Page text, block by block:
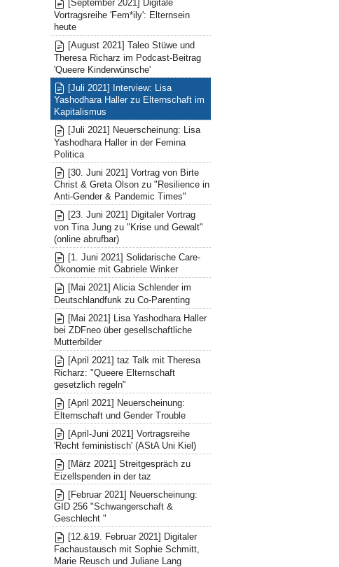
[September 2021] Digitale
Vortragsreihe 'Fem*ily': Elternsein
heute
[August 2021] Taleo Stüwe und
Theresa Richarz im Podcast-Beitrag
'Queere Kinderwünsche'
[Juli 2021] Interview: Lisa
Yashodhara Haller zu Elternschaft im
Kapitalismus
[Juli 2021] Neuerscheinung: Lisa
Yashodhara Haller in der Femina
Politica
[30. Juni 2021] Vortrag von Birte
Christ & Greta Olson zu "Resilience in
Anti-Gender & Pandemic Times"
[23. Juni 2021] Digitaler Vortrag
von Tina Jung zu "Krise und Gewalt"
(online abrufbar)
[1. Juni 2021] Solidarische Care-
Ökonomie mit Gabriele Winker
[Mai 2021] Alicia Schlender im
Deutschlandfunk zu Co-Parenting
[Mai 2021] Lisa Yashodhara Haller
bei ZDFneo über gesellschaftliche
Mutterbilder
[April 2021] taz Talk mit Theresa
Richarz: "Queere Elternschaft
gesetzlich regeln"
[April 2021] Neuerscheinung:
Elternschaft und Gender Trouble
[April-Juni 2021] Vortragsreihe
'Recht feministisch' (AStA Uni Kiel)
[März 2021] Streitgespräch zu
Eizellspenden in der taz
[Februar 2021] Neuerscheinung:
GID 256 "Schwangerschaft &
Geschlecht "
[12.&19. Februar 2021] Digitaler
Fachaustausch mit Sophie Schmitt,
Marie Reusch und Juliane Lang